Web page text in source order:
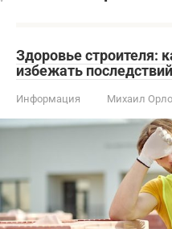
Здоровье строителя:
избежать
Информация Михаил